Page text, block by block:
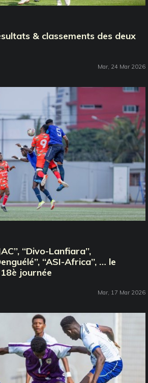
& classements des deux
Mar, 24 Mar 2026
‘‘Divo-Lanfiara’’,
‘‘ASI-Africa’’, … le
journée
Mar, 17 Mar 2026